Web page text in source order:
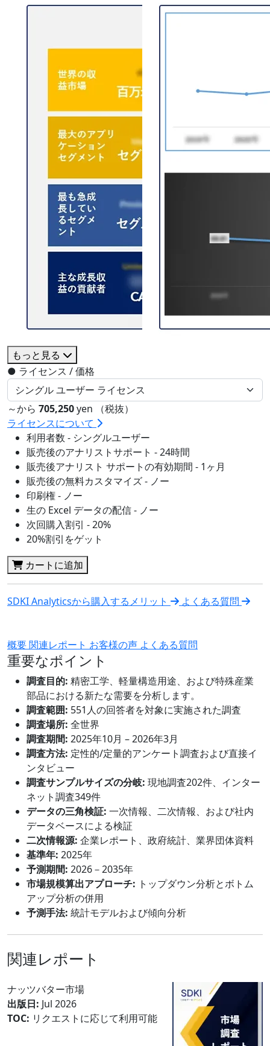
もっと見る
● ライセンス / 価格
～から 705,250yen （税抜）
ライセンスについて
利用者数 - シングルユーザー
販売後のアナリストサポート - 24時間
販売後アナリスト サポートの有効期間 - 1ヶ月
販売後の無料カスタマイズ - ノー
印刷権 - ノー
生の Excel データの配信 - ノー
次回購入割引 - 20%
20%割引をゲット
カートに追加
SDKI Analyticsから購入するメリット よくある質問
概要関連レポート お客様の声 よくある質問
重要なポイント
調査目的: 精密工学、軽量構造用途、および特殊産業
部品における新たな需要を分析します。
調査範囲: 551人の回答者を対象に実施された調査
調査場所: 全世界
調査期間: 2025年10月 – 2026年3月
調査方法: 定性的/定量的アンケート調査および直接イ
ンタビュー
調査サンプルサイズの分岐: 現地調査202件、インター
ネット調査349件
データの三角検証: 一次情報、二次情報、および社内
データベースによる検証
二次情報源: 企業レポート、政府統計、業界団体資料
基準年: 2025年
予測期間: 2026－2035年
市場規模算出アプローチ: トップダウン分析とボトム
アップ分析の併用
予測手法: 統計モデルおよび傾向分析
関連レポート
ナッツバター市場
出版日: Jul 2026
TOC: リクエストに応じて利用可能